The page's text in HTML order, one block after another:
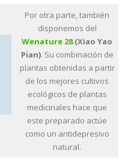
Por otra parte, también
disponemos del
Wenature 28(Xiao Yao
Pian). Su combinación de
plantas obtenidas a partir
de los mejores cultivos
ecológicos de plantas
medicinales hace que
este preparado actúe
como un antidepresivo
natural.